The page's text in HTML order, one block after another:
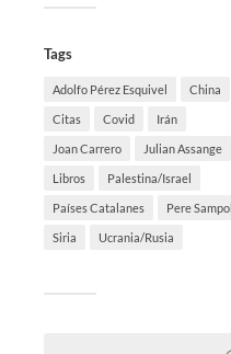
Tags
Adolfo Pérez Esquivel China
Citas Covid Irán
Joan Carrero Julian Assange
Libros Palestina/Israel
Países Catalanes Pere Sampol
Siria Ucrania/Rusia